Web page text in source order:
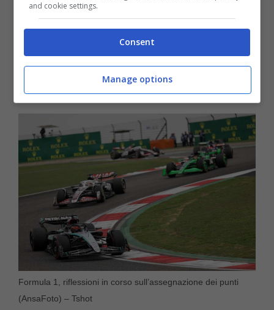
in 11esima e 12esima piazza racimolando
zero punti, proprio come un altro team che
magari ha concluso il weekend in 19esima e
20esima posizione.
Formula 1, riflessioni in corso sull’assegnazione dei punti
(AnsaFoto) – Tshot
and cookie settings.
Consent
Manage options